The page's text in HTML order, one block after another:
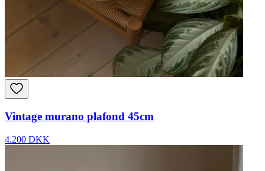
Vintage murano plafond 45cm
4.200 DKK